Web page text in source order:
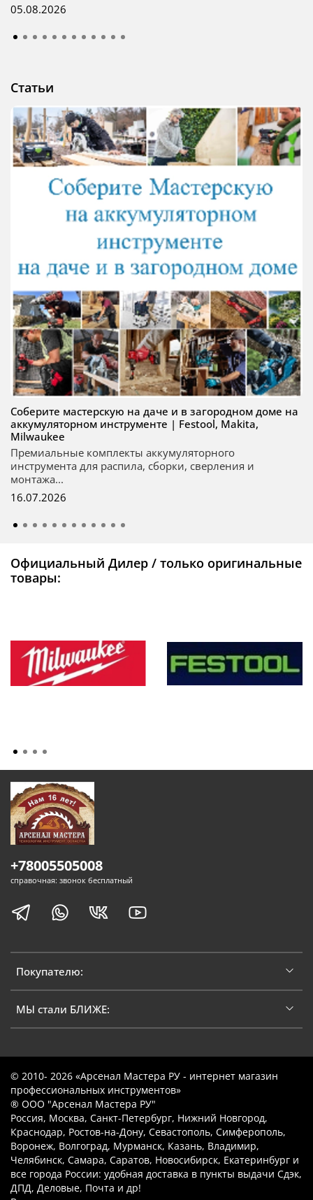
05.08.2026
Статьи
Соберите мастерскую на даче и в загородном доме на
аккумуляторном инструменте | Festool, Makita,
Milwaukee
Премиальные комплекты аккумуляторного
инструмента для распила, сборки, сверления и
монтажа...
16.07.2026
Официальный Дилер / только оригинальные
товары:
Покупателю:
МЫ стали БЛИЖЕ:
+78005505008
справочная: звонок бесплатный
© 2010- 2026 «Арсенал Мастера РУ - интернет магазин
профессиональных инструментов»
® ООО "Арсенал Мастера РУ"
Россия, Москва, Санкт-Петербург, Нижний Новгород,
Краснодар, Ростов-на-Дону, Севастополь, Симферополь,
Воронеж, Волгоград, Мурманск, Казань, Владимир,
Челябинск, Самара, Саратов, Новосибирск, Екатеринбург и
все города России: удобная доставка в пункты выдачи Сдэк,
ДПД, Деловые, Почта и др!